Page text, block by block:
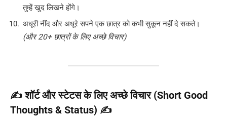
तुम्हें खुद लिखने होंगे।
अधूरी नींद और अधूरे सपने एक छात्र को कभी सुकून नहीं दे सकते।
(और 20+ छात्रों के लिए अच्छे विचार)
✍️ शॉर्ट और स्टेटस के लिए अच्छे विचार (Short Good
Thoughts & Status) ✍️